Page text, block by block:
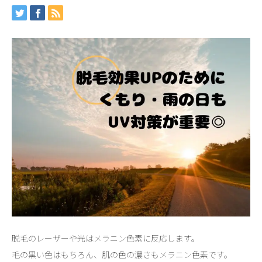
脱毛のレーザーや光はメラニン色素に反応します。
毛の黒い色はもちろん、肌の色の濃さもメラニン色素です。